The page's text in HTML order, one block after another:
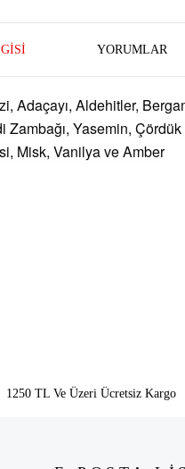
YORUMLAR
Adaçayı, Aldehitler,
Zambağı, Yasemin,
Misk, Vanilya ve Amber
1250 TL Ve Üzeri Ücretsiz Kargo